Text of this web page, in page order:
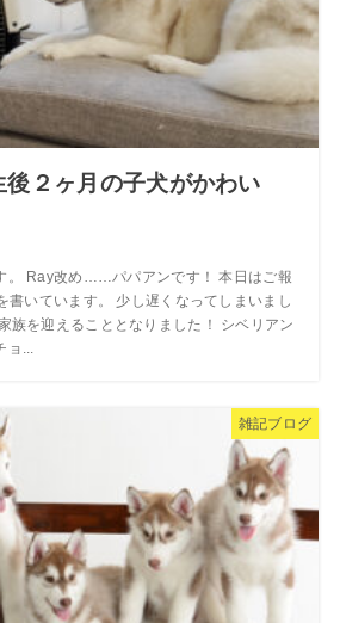
２ヶ月の子犬がかわい
。 Ray改め……パパアンです！ 本日はご報
書いています。 少し遅くなってしまいまし
族を迎えることとなりました！ シベリアン
...
雑記ブログ